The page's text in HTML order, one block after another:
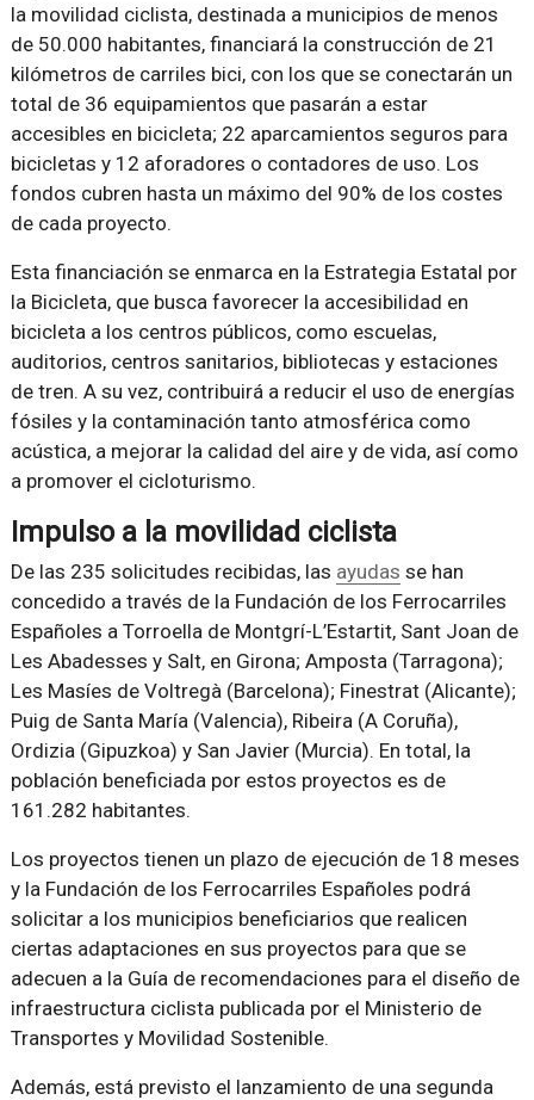
la movilidad ciclista, destinada a municipios de menos
de 50.000 habitantes, financiará la construcción de 21
kilómetros de carriles bici, con los que se conectarán un
total de 36 equipamientos que pasarán a estar
accesibles en bicicleta; 22 aparcamientos seguros para
bicicletas y 12 aforadores o contadores de uso. Los
fondos cubren hasta un máximo del 90% de los costes
de cada proyecto.
Esta financiación se enmarca en la Estrategia Estatal por
la Bicicleta, que busca favorecer la accesibilidad en
bicicleta a los centros públicos, como escuelas,
auditorios, centros sanitarios, bibliotecas y estaciones
de tren. A su vez, contribuirá a reducir el uso de energías
fósiles y la contaminación tanto atmosférica como
acústica, a mejorar la calidad del aire y de vida, así como
a promover el cicloturismo.
Impulso a la movilidad ciclista
De las 235 solicitudes recibidas, las ayudas se han
concedido a través de la Fundación de los Ferrocarriles
Españoles a Torroella de Montgrí-L’Estartit, Sant Joan de
Les Abadesses y Salt, en Girona; Amposta (Tarragona);
Les Masíes de Voltregà (Barcelona); Finestrat (Alicante);
Puig de Santa María (Valencia), Ribeira (A Coruña),
Ordizia (Gipuzkoa) y San Javier (Murcia). En total, la
población beneficiada por estos proyectos es de
161.282 habitantes.
Los proyectos tienen un plazo de ejecución de 18 meses
y la Fundación de los Ferrocarriles Españoles podrá
solicitar a los municipios beneficiarios que realicen
ciertas adaptaciones en sus proyectos para que se
adecuen a la Guía de recomendaciones para el diseño de
infraestructura ciclista publicada por el Ministerio de
Transportes y Movilidad Sostenible.
Además, está previsto el lanzamiento de una segunda